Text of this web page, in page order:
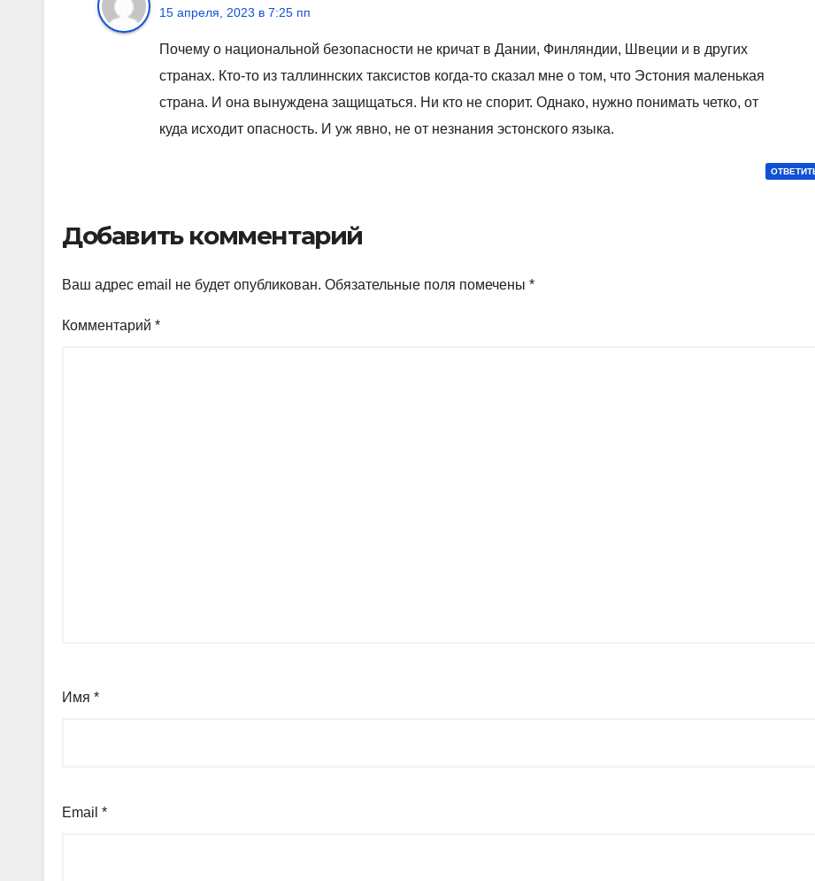
15 апреля, 2023 в 7:25 пп
Почему о национальной безопасности не кричат в Дании, Финляндии, Швеции и в других
странах. Кто-то из таллиннских таксистов когда-то сказал мне о том, что Эстония маленькая
страна. И она вынуждена защищаться. Ни кто не спорит. Однако, нужно понимать четко, от
куда исходит опасность. И уж явно, не от незнания эстонского языка.
Добавить комментарий
Ваш адрес email не будет опубликован. Обязательные поля помечены *
Комментарий *
Имя *
Email *